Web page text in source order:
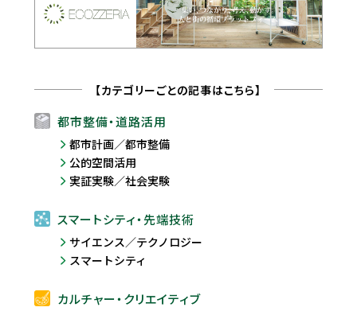
【カテゴリーごとの記事はこちら】
都市整備・道路活用
都市計画／都市整備
公的空間活用
実証実験／社会実験
スマートシティ・先端技術
サイエンス／テクノロジー
スマートシティ
カルチャー・クリエイティブ